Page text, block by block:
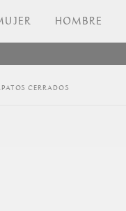
HOMBRE
CERRADOS